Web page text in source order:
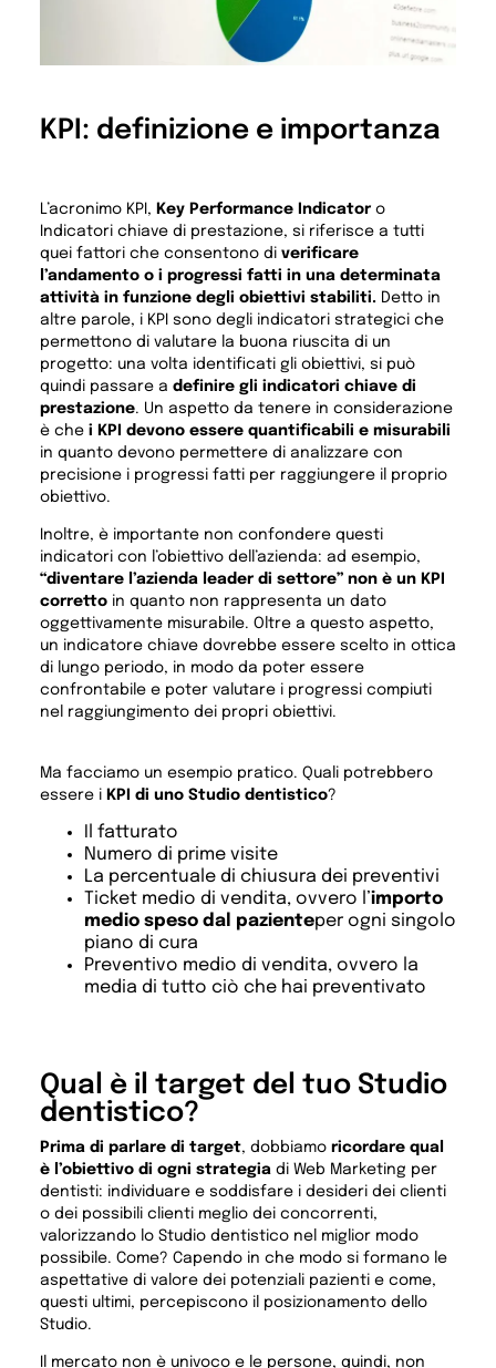
KPI: definizione e importanza
L’acronimo KPI, Key Performance Indicator o
Indicatori chiave di prestazione, si riferisce a tutti
quei fattori che consentono di verificare
l’andamento o i progressi fatti in una determinata
attività in funzione degli obiettivi stabiliti. Detto in
altre parole, i KPI sono degli indicatori strategici che
permettono di valutare la buona riuscita di un
progetto: una volta identificati gli obiettivi, si può
quindi passare a definire gli indicatori chiave di
prestazione. Un aspetto da tenere in considerazione
è che i KPI devono essere quantificabili e misurabili
in quanto devono permettere di analizzare con
precisione i progressi fatti per raggiungere il proprio
obiettivo.
Inoltre, è importante non confondere questi
indicatori con l’obiettivo dell’azienda: ad esempio,
“diventare l’azienda leader di settore” non è un KPI
corretto in quanto non rappresenta un dato
oggettivamente misurabile. Oltre a questo aspetto,
un indicatore chiave dovrebbe essere scelto in ottica
di lungo periodo, in modo da poter essere
confrontabile e poter valutare i progressi compiuti
nel raggiungimento dei propri obiettivi.
Ma facciamo un esempio pratico. Quali potrebbero
essere i KPI di uno Studio dentistico?
Il fatturato
Numero di prime visite
La percentuale di chiusura dei preventivi
Ticket medio di vendita, ovvero l’importo
medio speso dal pazienteper ogni singolo
piano di cura
Preventivo medio di vendita, ovvero la
media di tutto ciò che hai preventivato
Qual è il target del tuo Studio
dentistico?
Prima di parlare di target, dobbiamo ricordare qual
è l’obiettivo di ogni strategia di Web Marketing per
dentisti: individuare e soddisfare i desideri dei clienti
o dei possibili clienti meglio dei concorrenti,
valorizzando lo Studio dentistico nel miglior modo
possibile. Come? Capendo in che modo si formano le
aspettative di valore dei potenziali pazienti e come,
questi ultimi, percepiscono il posizionamento dello
Studio.
Il mercato non è univoco e le persone, quindi, non